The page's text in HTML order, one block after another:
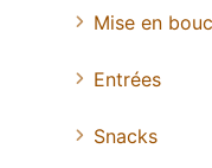
Mise en
Entrées
Snacks